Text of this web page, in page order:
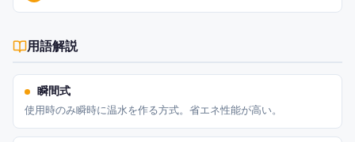
用語解説
瞬間式
使用時のみ瞬時に温水を作る方式。省エネ性能が高い。